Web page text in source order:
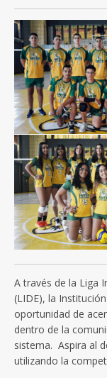
A través de la Liga
(LIDE), la
oportunidad de
dentro de la
sistema. Aspira al
utilizando la